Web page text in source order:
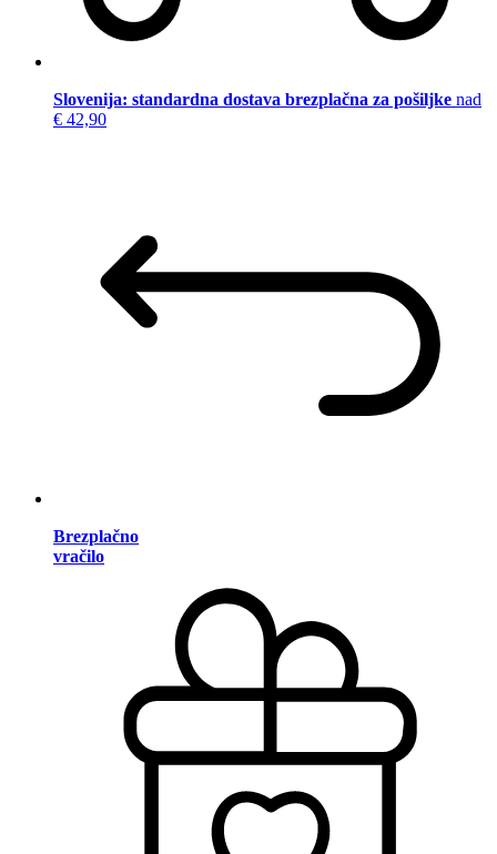
Slovenija: standardna dostava brezplačna za pošiljke nad
€ 42,90
Brezplačno
vračilo